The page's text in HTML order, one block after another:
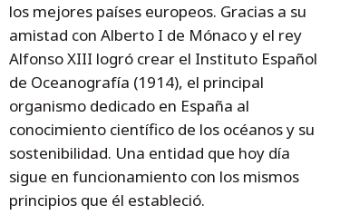
los mejores países europeos. Gracias a su
amistad con Alberto I de Mónaco y el rey
Alfonso XIII logró crear el Instituto Español
de Oceanografía (1914), el principal
organismo dedicado en España al
conocimiento científico de los océanos y su
sostenibilidad. Una entidad que hoy día
sigue en funcionamiento con los mismos
principios que él estableció.